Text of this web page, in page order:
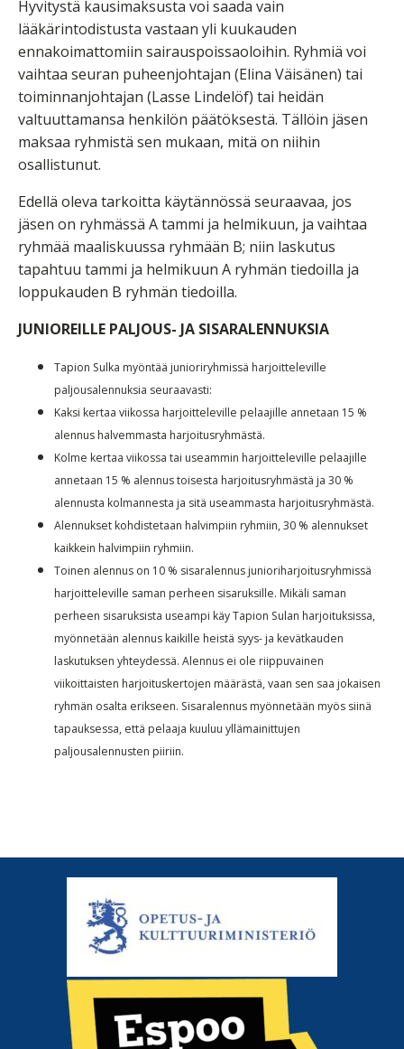
Hyvitystä kausimaksusta voi saada vain
lääkärintodistusta vastaan yli kuukauden
ennakoimattomiin sairauspoissaoloihin. Ryhmiä voi
vaihtaa seuran puheenjohtajan (Elina Väisänen) tai
toiminnanjohtajan (Lasse Lindelöf) tai heidän
valtuuttamansa henkilön päätöksestä. Tällöin jäsen
maksaa ryhmistä sen mukaan, mitä on niihin
osallistunut.
Edellä oleva tarkoitta käytännössä seuraavaa, jos
jäsen on ryhmässä A tammi ja helmikuun, ja vaihtaa
ryhmää maaliskuussa ryhmään B; niin laskutus
tapahtuu tammi ja helmikuun A ryhmän tiedoilla ja
loppukauden B ryhmän tiedoilla.
JUNIOREILLE PALJOUS- JA SISARALENNUKSIA
Tapion Sulka myöntää junioriryhmissä harjoitteleville
paljousalennuksia seuraavasti:
Kaksi kertaa viikossa harjoitteleville pelaajille annetaan 15 %
alennus halvemmasta harjoitusryhmästä.
Kolme kertaa viikossa tai useammin harjoitteleville pelaajille
annetaan 15 % alennus toisesta harjoitusryhmästä ja 30 %
alennusta kolmannesta ja sitä useammasta harjoitusryhmästä.
Alennukset kohdistetaan halvimpiin ryhmiin, 30 % alennukset
kaikkein halvimpiin ryhmiin.
Toinen alennus on 10 % sisaralennus junioriharjoitusryhmissä
harjoitteleville saman perheen sisaruksille. Mikäli saman
perheen sisaruksista useampi käy Tapion Sulan harjoituksissa,
myönnetään alennus kaikille heistä syys- ja kevätkauden
laskutuksen yhteydessä. Alennus ei ole riippuvainen
viikoittaisten harjoituskertojen määrästä, vaan sen saa jokaisen
ryhmän osalta erikseen. Sisaralennus myönnetään myös siinä
tapauksessa, että pelaaja kuuluu yllämainittujen
paljousalennusten piiriin.